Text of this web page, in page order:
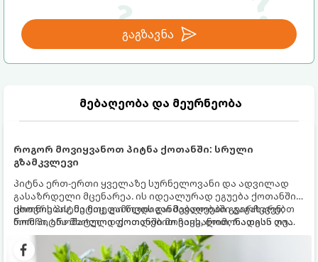
გაგზავნა
მებაღეობა და მეურნეობა
როგორ მოვიყვანოთ პიტნა ქოთანში: სრული
გზამკვლევი
პიტნა ერთ-ერთი ყველაზე სურნელოვანი და ადვილად
გასაზრდელი მცენარეა. ის იდეალურად ეგუება ქოთანში
ცხოვრებას, მეტიც, გამოცდილი მებაღეები გვირჩევენ,
რომ პიტნა მხოლოდ ქოთანში მოვიყვანოთ, რადგან ღია
გრუნტში (ბაღში) დარგვისას ის ფესვებით ძალიან
სწრაფად ვრცელდება და სხვა მცენარეებს ავიწროებს.
ქოთნის პიტნა მთელი წლის განმავლობაში გაგახარებთ
ნორჩი, არომატული ფოთლებით ჩაის, ლიმონათისა თუ
კერძებისთვის.